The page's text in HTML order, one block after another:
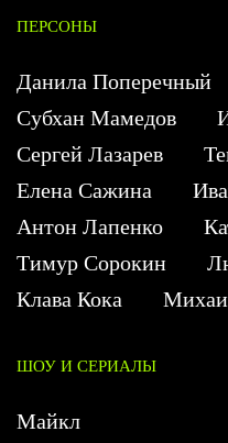
ПЕРСОНЫ
Данила Поперечный
Субхан Мамедов
Сергей Лазарев
Елена Сажина
Антон Лапенко
Тимур Сорокин
Клава Кока
ШОУ И СЕРИАЛЫ
Майкл